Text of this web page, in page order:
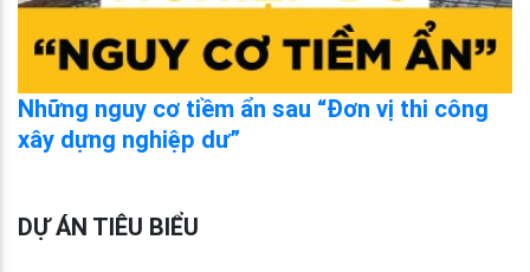
Những nguy cơ tiềm ẩn sau “Đơn vị thi công
xây dựng nghiệp dư”
DỰ ÁN TIÊU BIỂU